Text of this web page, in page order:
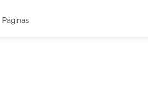
Páginas